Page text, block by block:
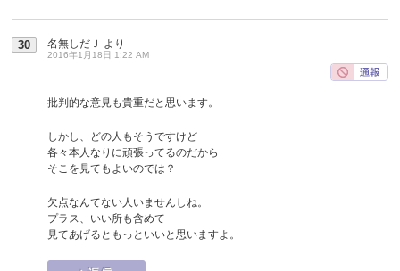
30 名無しだＪ より
2016年1月18日 1:22 AM
批判的な意見も貴重だと思います。
しかし、どの人もそうですけど
各々本人なりに頑張ってるのだから
そこを見てもよいのでは？
欠点なんてない人いませんしね。
プラス、いい所も含めて
見てあげるともっといいと思いますよ。